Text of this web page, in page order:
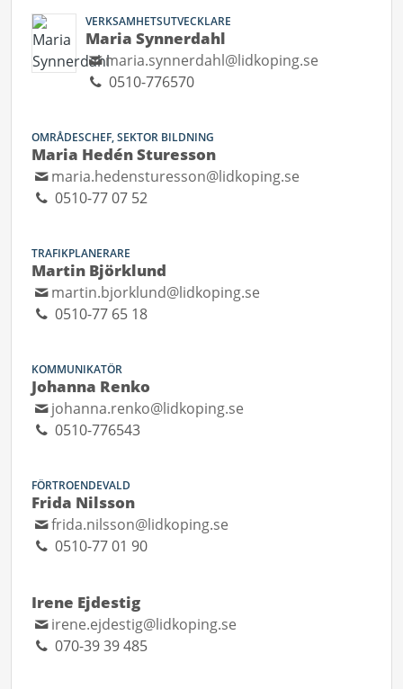
VERKSAMHETSUTVECKLARE
Maria Synnerdahl
maria.synnerdahl@lidkoping.se
0510-776570
OMRÅDESCHEF, SEKTOR BILDNING
Maria Hedén Sturesson
maria.hedensturesson@lidkoping.se
0510-77 07 52
TRAFIKPLANERARE
Martin Björklund
martin.bjorklund@lidkoping.se
0510-77 65 18
KOMMUNIKATÖR
Johanna Renko
johanna.renko@lidkoping.se
0510-776543
FÖRTROENDEVALD
Frida Nilsson
frida.nilsson@lidkoping.se
0510-77 01 90
Irene Ejdestig
irene.ejdestig@lidkoping.se
070-39 39 485